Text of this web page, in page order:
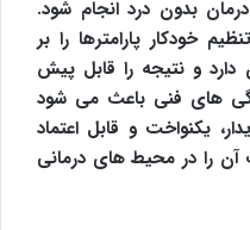
بدون درد انجام شود.
خودکار پارامترها را بر
و نتیجه را قابل پیش
های فنی باعث می شود
یکنواخت و قابل اعتماد
را در محیط های درمانی